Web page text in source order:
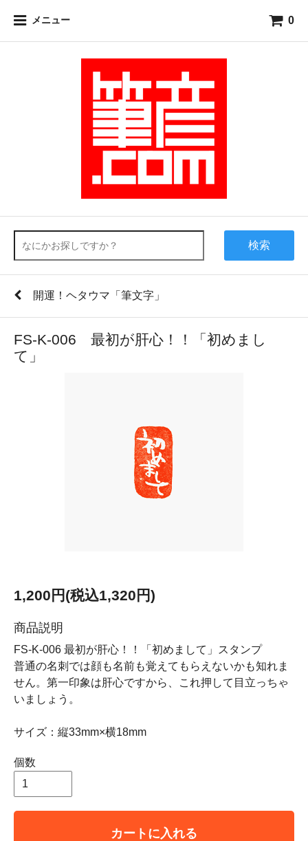
メニュー 0
検索
開運！ヘタウマ「筆文字」
FS-K-006 最初が肝心！！「初めまし
て」
1,200円(税込1,320円)
商品説明
FS-K-006 最初が肝心！！「初めまして」スタンプ
普通の名刺では顔も名前も覚えてもらえないかも知れま
せん。第一印象は肝心ですから、これ押して目立っちゃ
いましょう。
サイズ：縦33mm×横18mm
個数
カートに入れる